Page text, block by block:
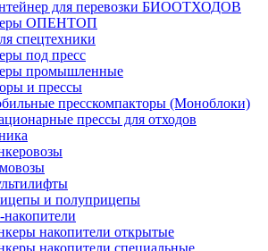
для перевозки БИООТХОДОВ
ОПЕНТОП
спецтехники
под пресс
промышленные
и прессы
пресскомпакторы (Моноблоки)
прессы для отходов
и полуприцепы
накопители открытые
накопители специальные